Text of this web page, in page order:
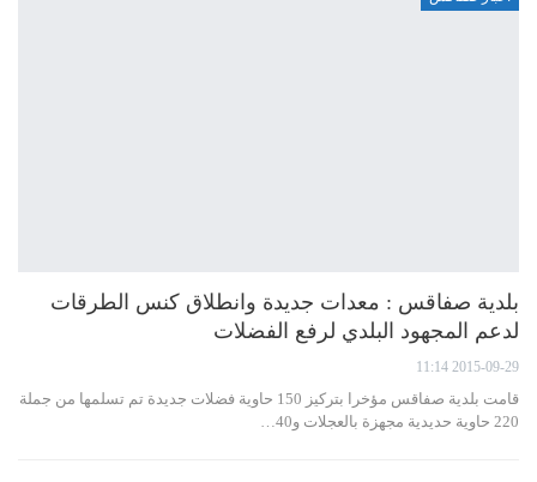
بلدية صفاقس : معدات جديدة وانطلاق كنس الطرقات
لدعم المجهود البلدي لرفع الفضلات
2015-09-29 11:14
قامت بلدية صفاقس مؤخرا بتركيز 150 حاوية فضلات جديدة تم تسلمها من جملة
220 حاوية حديدية مجهزة بالعجلات و40…